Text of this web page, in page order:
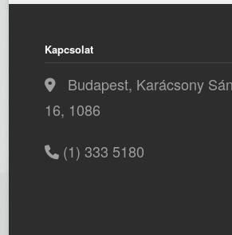
Kapcsolat
Budapest, Karácsony
16, 1086
(1) 333 5180